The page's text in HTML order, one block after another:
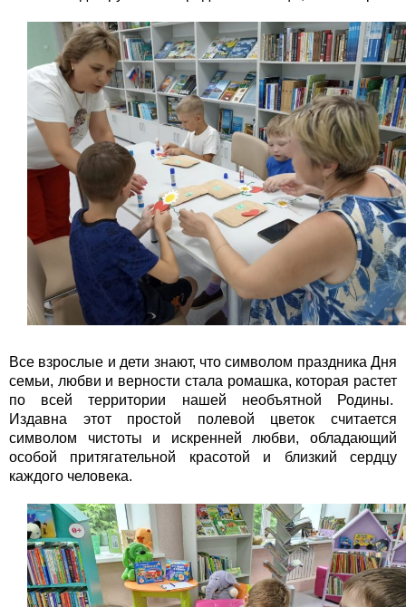
Все взрослые и дети знают, что символом праздника Дня
семьи, любви и верности стала ромашка, которая растет
по всей территории нашей необъятной Родины.
Издавна этот простой полевой цветок считается
символом чистоты и искренней любви, обладающий
особой притягательной красотой и близкий сердцу
каждого человека.